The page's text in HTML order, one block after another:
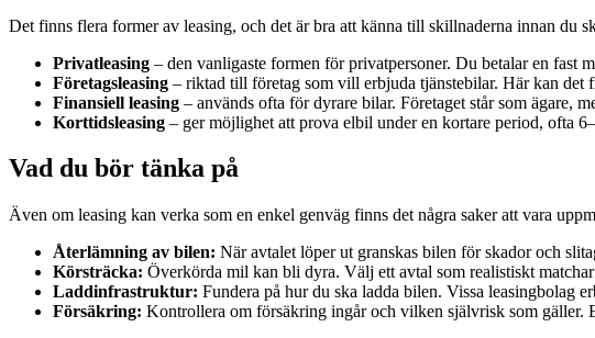
Det finns flera former av leasing, och det är bra att känna till skillnaderna innan du
Privatleasing – den vanligaste formen för privatpersoner. Du betalar en fast
Företagsleasing – riktad till företag som vill erbjuda tjänstebilar. Här kan det
Finansiell leasing – används ofta för dyrare bilar. Företaget står som ägare,
Korttidsleasing – ger möjlighet att prova elbil under en kortare period, ofta
Vad du bör tänka på
Även om leasing kan verka som en enkel genväg finns det några saker att vara
Återlämning av bilen: När avtalet löper ut granskas bilen för skador och
Körsträcka: Överkörda mil kan bli dyra. Välj ett avtal som realistiskt
Laddinfrastruktur: Fundera på hur du ska ladda bilen. Vissa leasingbolag
Försäkring: Kontrollera om försäkring ingår och vilken självrisk som gäller.